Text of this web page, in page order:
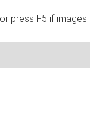
press F5 if